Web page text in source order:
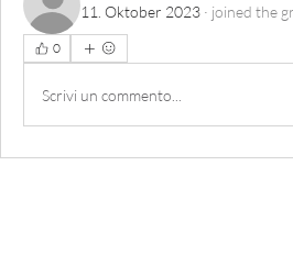
11. Oktober 2023 · joined the
0
Scrivi un commento...